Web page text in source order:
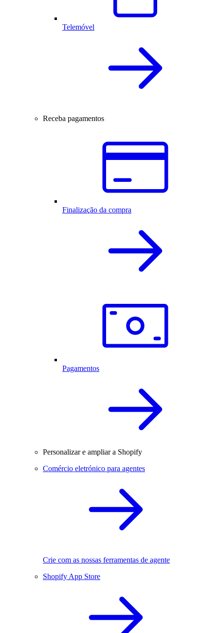
Telemóvel
Receba pagamentos
Finalização da compra
Pagamentos
Personalizar e ampliar a Shopify
Comércio eletrónico para agentes
Crie com as nossas ferramentas de agente
Shopify App Store